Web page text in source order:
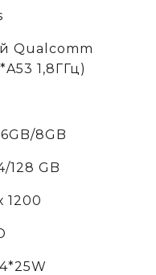
Qualcomm
1,8ГГц)
8GB
128 GB
1200